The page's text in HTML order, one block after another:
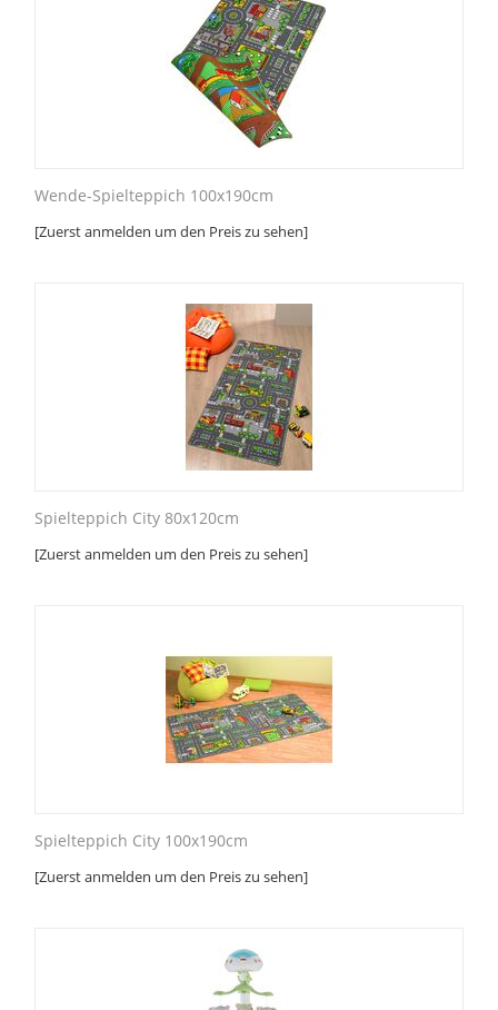
Wende-Spielteppich 100x190cm
[Zuerst anmelden um den Preis zu sehen]
Spielteppich City 80x120cm
[Zuerst anmelden um den Preis zu sehen]
Spielteppich City 100x190cm
[Zuerst anmelden um den Preis zu sehen]